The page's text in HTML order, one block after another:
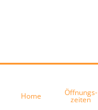
Home Öffnungs-
zeiten